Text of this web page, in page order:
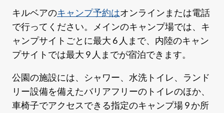
キルベアのキャンプ予約はオンラインまたは電話
で行ってください。メインのキャンプ場では、キ
ャンプサイトごとに最大 6 人まで、内陸のキャン
プサイトでは最大 9 人までが宿泊できます。
公園の施設には、シャワー、水洗トイレ、ランド
リー設備を備えたバリアフリーのトイレのほか、
車椅子でアクセスできる指定のキャンプ場 9 か所